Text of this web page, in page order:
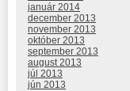
január 2014
december 2013
november 2013
október 2013
september 2013
august 2013
júl 2013
jún 2013